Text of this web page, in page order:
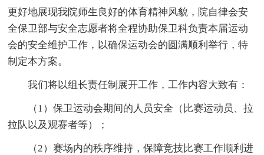
更好地展现我院师生良好的体育精神风貌，院自律会安
全保卫部与安全志愿者将全程协助保卫科负责本届运动
会的安全维护工作，以确保运动会的圆满顺利举行，特
制定本方案。
我们将以组长责任制展开工作，工作内容大致有：
（1）保卫运动会期间的人员安全（比赛运动员、拉
拉队以及观赛者等）；
（2）赛场内的秩序维持，保障竞技比赛工作顺利进